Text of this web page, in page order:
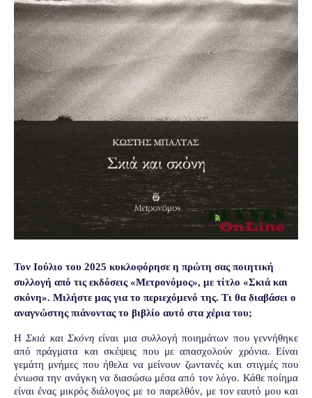
Τον Ιούλιο του 2025 κυκλοφόρησε η πρώτη σας ποιητική
συλλογή από τις εκδόσεις «Μετρονόμος», με τίτλο «Σκιά και
σκόνη». Μιλήστε μας για το περιεχόμενό της. Τι θα διαβάσει ο
αναγνώστης πιάνοντας το βιβλίο αυτό στα χέρια του;
ΗΣκιά και Σκόνη είναι μια συλλογή ποιημάτων που γεννήθηκε
από πράγματα και σκέψεις που με απασχολούν χρόνια. Είναι
γεμάτη μνήμες που ήθελα να μείνουν ζωντανές και στιγμές που
ένιωσα την ανάγκη να διασώσω μέσα από τον λόγο. Κάθε ποίημα
είναι ένας μικρός διάλογος με το παρελθόν, με τον εαυτό μου και